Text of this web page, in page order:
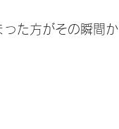
た方がその瞬間か